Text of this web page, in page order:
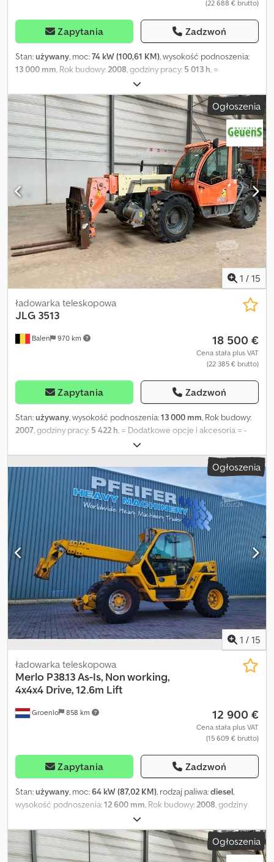
(22 688 € brutto)
Zapytania Zadzwoń
Stan:używany, moc:74 kW (100,61 KM), wysokość podnoszenia:
13 000 mm, Rok budowy:2008, godziny pracy: 5 013 h, =
Dodatkowe opcje i akcesoria = - Wideł do załadunku
Djdszlpthepfx Al Dsck = Dodatkowe informacje = Masa własna: 10
750 kg Udźwig: 3500 kg W celu uzyskania dodatkowych informacji
prosimy o kontakt z Geertem Geuensem.
Ogłoszenia
1 / 15
Balen 970 km
ładowarka teleskopowa
JLG 3513
18 500 €
Cena stała plus VAT
(22 385 € brutto)
Zapytania Zadzwoń
Stan:używany, wysokość podnoszenia:13 000 mm, Rok budowy:
2007, godziny pracy: 5 422 h, = Dodatkowe opcje i akcesoria = -
Wideł do załadunku = Dodatkowe informacje = Masa własna: 10
710 kg Udźwig: 3500 kg W celu uzyskania dodatkowych informacji
prosimy o kontakt z Geertem Geuensem. Djdpfx Alezlhrps Djck
Ogłoszenia
1 / 15
Groenlo 858 km
ładowarka teleskopowa
Merlo P38.13 As-Is, Non working,
4x4x4 Drive, 12.6m Lift
12 900 €
Cena stała plus VAT
(15 609 € brutto)
Zapytania Zadzwoń
Stan:używany, moc:64 kW (87,02 KM), rodzaj paliwa:diesel,
wysokość podnoszenia:12 600 mm, Rok budowy:2008, godziny
, Masa własna: 9.100 kg Marka silnika: Perkins Udźwig:
3.800 kg Wymiary przestrzeni ładunkowej: 695 x 222 x 244 cm
Maksymalna prędkość: 40 km/h Numer seryjny: B8157268 Stan
ogumienia przód: 50 Dedpfx Asyikdhsl Dsck Stan ogumienia tył: 50
Ogłoszenia